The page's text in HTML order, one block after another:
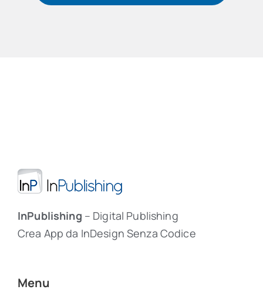
InPublishing – Digital Publishing
Crea App da InDesign Senza Codice
Menu